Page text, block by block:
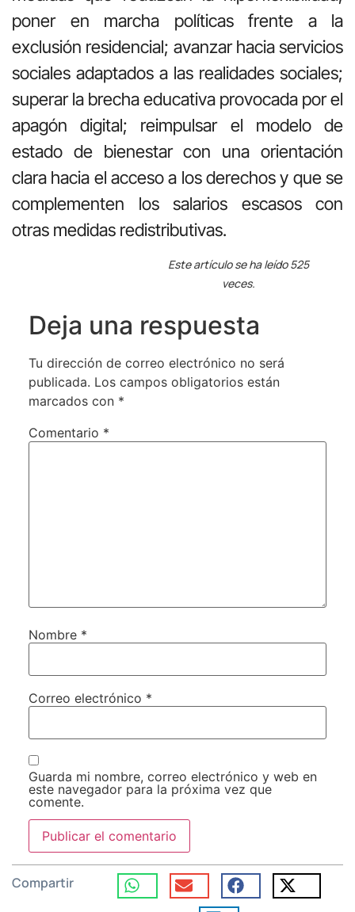
poner en marcha políticas frente a la
exclusión residencial; avanzar hacia servicios
sociales adaptados a las realidades sociales;
superar la brecha educativa provocada por el
apagón digital; reimpulsar el modelo de
estado de bienestar con una orientación
clara hacia el acceso a los derechos y que se
complementen los salarios escasos con
otras medidas redistributivas.
Este artículo se ha leído 525
veces.
Deja una respuesta
Tu dirección de correo electrónico no será
publicada. Los campos obligatorios están
marcados con *
Comentario *
Nombre *
Correo electrónico *
Guarda mi nombre, correo electrónico y web en
este navegador para la próxima vez que
comente.
Compartir